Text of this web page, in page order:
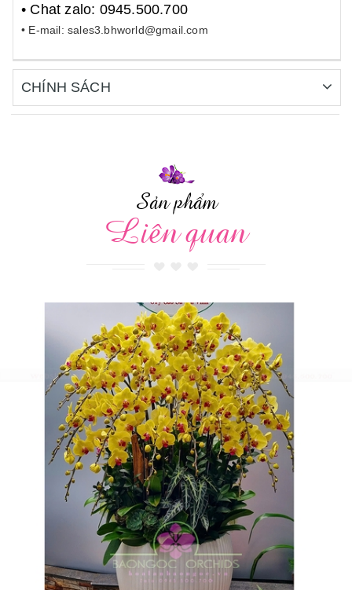
• Chat zalo: 0945.500.700
• E-mail: sales3.bhworld@gmail.com
CHÍNH SÁCH
Sản phẩm
Liên quan